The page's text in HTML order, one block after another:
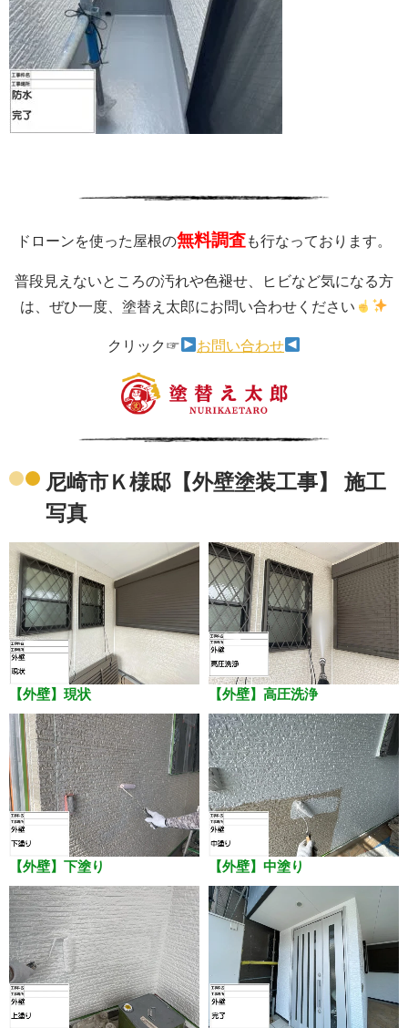
ドローンを使った屋根の無料調査も行なっております。
普段見えないところの汚れや色褪せ、ヒビなど気になる方
は、ぜひ一度、塗替え太郎にお問い合わせください
クリック☞ お問い合わせ
尼崎市Ｋ様邸【外壁塗装工事】 施工
写真
【外壁】現状 【外壁】高圧洗浄
【外壁】下塗り 【外壁】中塗り